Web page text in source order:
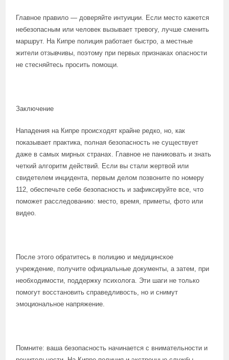
Главное правило — доверяйте интуиции. Если место кажется
небезопасным или человек вызывает тревогу, лучше сменить
маршрут. На Кипре полиция работает быстро, а местные
жители отзывчивы, поэтому при первых признаках опасности
не стесняйтесь просить помощи.
Заключение
Нападения на Кипре происходят крайне редко, но, как
показывает практика, полная безопасность не существует
даже в самых мирных странах. Главное не паниковать и знать
четкий алгоритм действий. Если вы стали жертвой или
свидетелем инцидента, первым делом позвоните по номеру
112, обеспечьте себе безопасность и зафиксируйте все, что
поможет расследованию: место, время, приметы, фото или
видео.
После этого обратитесь в полицию и медицинское
учреждение, получите официальные документы, а затем, при
необходимости, поддержку психолога. Эти шаги не только
помогут восстановить справедливость, но и снимут
эмоциональное напряжение.
Помните: ваша безопасность начинается с внимательности и